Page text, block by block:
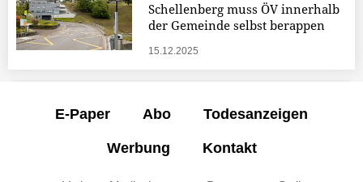
Schellenberg muss ÖV innerhalb
der Gemeinde selbst berappen
15.12.2025
E-Paper Abo Todesanzeigen
Werbung Kontakt